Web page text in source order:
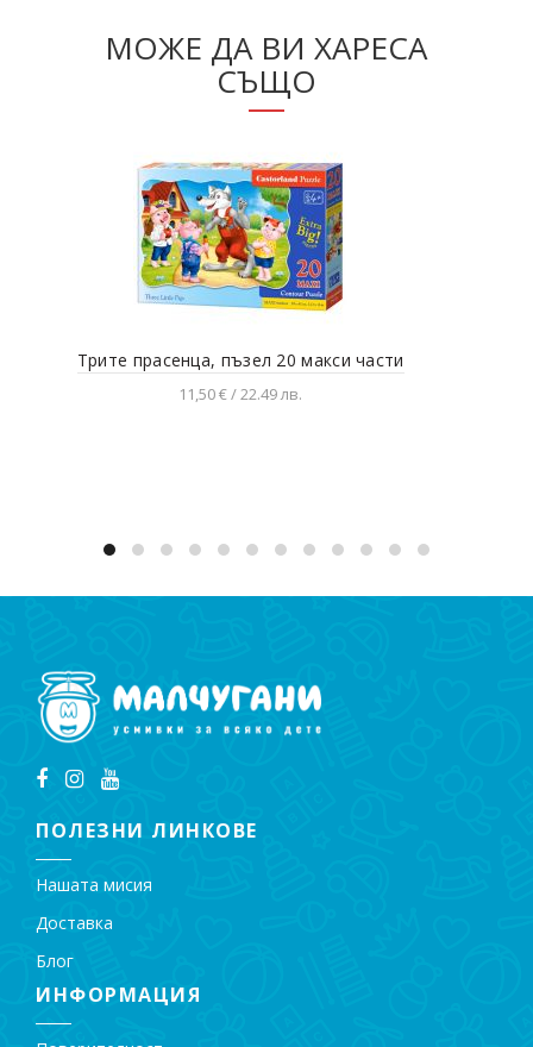
МОЖЕ ДА ВИ ХАРЕСА
СЪЩО
Трите прасенца, пъзел 20 макси части
11,50 € / 22.49 лв.
ПОЛЕЗНИ ЛИНКОВЕ
Нашата мисия
Доставка
Блог
ИНФОРМАЦИЯ